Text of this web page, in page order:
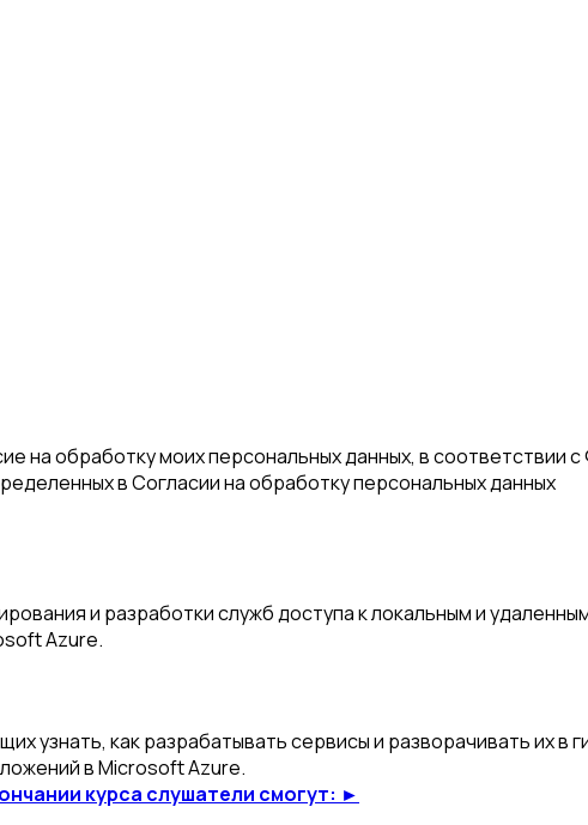
на обработку моих персональных данных, в
в Согласии на обработку персональных данных
и разработки служб доступа к локальным и
Azure.
узнать, как разрабатывать сервисы и разворачивать их в
в Microsoft Azure.
курса слушатели смогут: ►